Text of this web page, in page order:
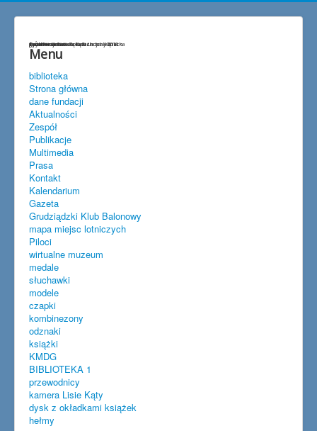
życzenia
Przedwojenna lokalizacja lotniska
gen.Hermaszewski w Lisich Kątach
szybownictwo
baloniarstwo
goście w Lisich Kątach
Spitfire w Lisich Kątach maj 2018
Menu
biblioteka
Strona główna
dane fundacji
Aktualności
Zespół
Publikacje
Multimedia
Prasa
Kontakt
Kalendarium
Gazeta
Grudziądzki Klub Balonowy
mapa miejsc lotniczych
Piloci
wirtualne muzeum
medale
słuchawki
modele
czapki
kombinezony
odznaki
książki
KMDG
BIBLIOTEKA 1
przewodnicy
kamera Lisie Kąty
dysk z okładkami książek
hełmy